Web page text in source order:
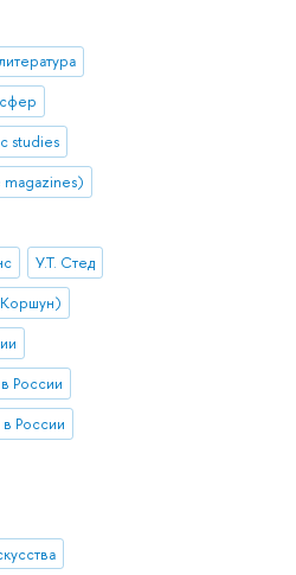
studies
У.Т. Стед
России
в России